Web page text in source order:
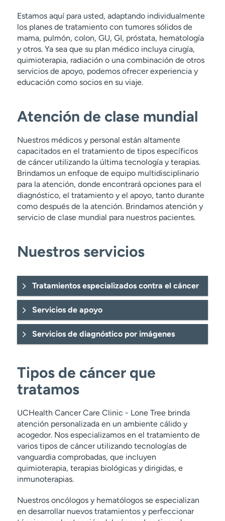
Estamos aquí para usted, adaptando individualmente
los planes de tratamiento con tumores sólidos de
mama, pulmón, colon, GU, GI, próstata, hematología
y otros. Ya sea que su plan médico incluya cirugía,
quimioterapia, radiación o una combinación de otros
servicios de apoyo, podemos ofrecer experiencia y
educación como socios en su viaje.
Atención de clase mundial
Nuestros médicos y personal están altamente
capacitados en el tratamiento de tipos específicos
de cáncer utilizando la última tecnología y terapias.
Brindamos un enfoque de equipo multidisciplinario
para la atención, donde encontrará opciones para el
diagnóstico, el tratamiento y el apoyo, tanto durante
como después de la atención. Brindamos atención y
servicio de clase mundial para nuestros pacientes.
Nuestros servicios
Tratamientos especializados contra el cáncer
Servicios de apoyo
Servicios de diagnóstico por imágenes
Tipos de cáncer que
tratamos
UCHealth Cancer Care Clinic - Lone Tree brinda
atención personalizada en un ambiente cálido y
acogedor. Nos especializamos en el tratamiento de
varios tipos de cáncer utilizando tecnologías de
vanguardia comprobadas, que incluyen
quimioterapia, terapias biológicas y dirigidas, e
inmunoterapias.
Nuestros oncólogos y hematólogos se especializan
en desarrollar nuevos tratamientos y perfeccionar